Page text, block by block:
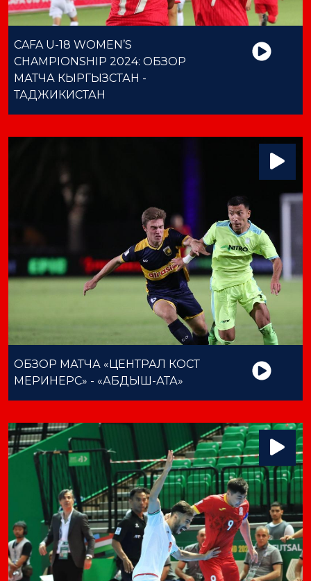
CAFA U-18 WOMEN’S
CHAMPIONSHIP 2024: ОБЗОР
МАТЧА КЫРГЫЗСТАН -
ТАДЖИКИСТАН
ОБЗОР МАТЧА «ЦЕНТРАЛ КОСТ
МЕРИНЕРС» - «АБДЫШ-АТА»